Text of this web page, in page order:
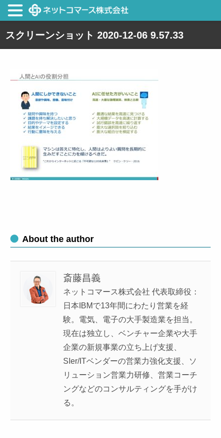
スクリーンショット 2020-12-06 9.57.33
About the author
斎藤昌義
ネットコマース株式会社 代表取締役：
日本IBMで13年間にわたり営業を経
験。電気、電子の大手製造業を担当。
現在は独立し、ベンチャー企業や大手
企業の新規事業の立ち上げ支援、
SIer/ITベンダーの営業力強化支援、ソ
リューション営業力研修、営業コーチ
ングなどのコンサルティングを手がけ
る。